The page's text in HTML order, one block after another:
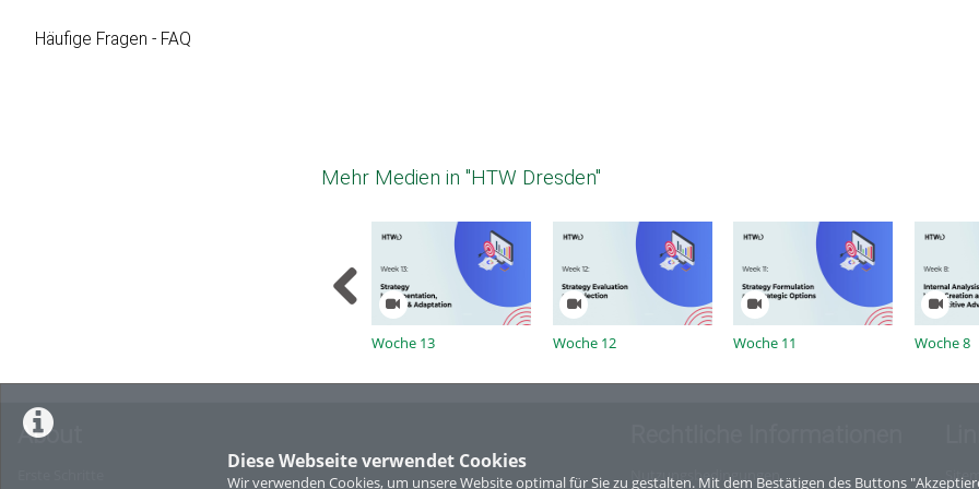
Diese Webseite verwendet Cookies
Wir verwenden Cookies, um unsere Website optimal für Sie zu gestalten. Mit dem Bestätigen des Buttons
Häufige Fragen - FAQ
Mehr Medien in "HTW Dresden"
Woche 13 Woche 12 Woche 11 Woche 8
About
Nutzungsbedingungen